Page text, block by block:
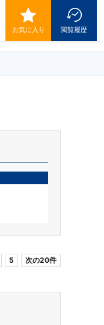
お気に入り 閲覧履歴
5 次の20件